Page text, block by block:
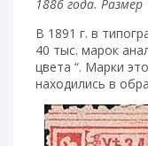
1886 года.
В 1891 г. в
40 тыс. марок
цвета “. Марки
находились в